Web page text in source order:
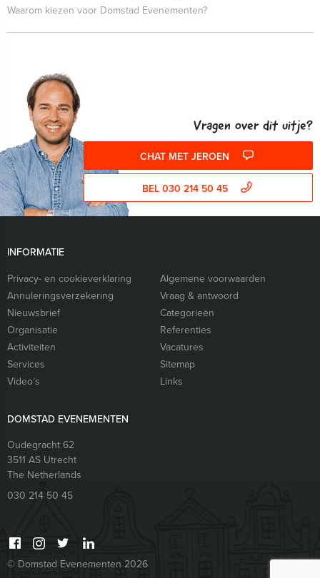
Waarom kiezen voor Domstad Evenementen?
Vragen over dit uitje?
CHAT MET JEROEN
BEL 030 214 50 45
INFORMATIE
Privacy- en cookieverklaring
Algemene voorwaarden
Annuleringsverzekering
Vraag & antwoord
Nieuwsbrief
Categorieën
Organisatie
Referenties
Activiteiten
Vacatures
Services
Sitemap
Video’s
Links
DOMSTAD EVENEMENTEN
Oudegracht 62
3511 AS Utrecht
The Netherlands
030 214 50 45
© Domstad Evenementen 2026